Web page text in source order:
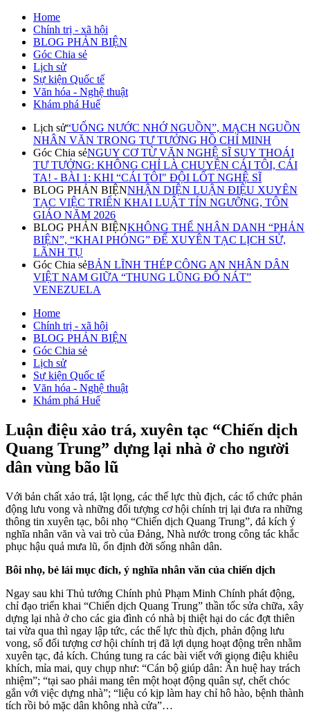
Home
Chính trị - xã hội
BLOG PHẢN BIỆN
Góc Chia sẻ
Lịch sử
Sự kiện Quốc tế
Văn hóa - Nghệ thuật
Khám phá Huế
Lịch sử“UỐNG NƯỚC NHỚ NGUỒN”, MẠCH NGUỒN
NHÂN VĂN TRONG TƯ TƯỞNG HỒ CHÍ MINH
Góc Chia sẻNGUY CƠ TỪ VĂN NGHỆ SĨ SUY THOÁI
TƯ TƯỞNG: KHÔNG CHỈ LÀ CHUYỆN CÁI TÔI, CÁI
TA! - BÀI 1: KHI “CÁI TÔI" ĐỘI LỐT NGHỆ SĨ
BLOG PHẢN BIỆNNHẬN DIỆN LUẬN ĐIỆU XUYÊN
TẠC VIỆC TRIỂN KHAI LUẬT TÍN NGƯỠNG, TÔN
GIÁO NĂM 2026
BLOG PHẢN BIỆNKHÔNG THỂ NHÂN DANH “PHẢN
BIỆN”, “KHAI PHÓNG” ĐỂ XUYÊN TẠC LỊCH SỬ,
LÃNH TỤ
Góc Chia sẻBẢN LĨNH THÉP CÔNG AN NHÂN DÂN
VIỆT NAM GIỮA “THUNG LŨNG ĐỔ NÁT”
VENEZUELA
Home
Chính trị - xã hội
BLOG PHẢN BIỆN
Góc Chia sẻ
Lịch sử
Sự kiện Quốc tế
Văn hóa - Nghệ thuật
Khám phá Huế
Luận điệu xảo trá, xuyên tạc “Chiến dịch
Quang Trung” dựng lại nhà ở cho người
dân vùng bão lũ
Với bản chất xảo trá, lật lọng, các thế lực thù địch, các tổ chức phản
động lưu vong và những đối tượng cơ hội chính trị lại đưa ra những
thông tin xuyên tạc, bôi nhọ “Chiến dịch Quang Trung”, đả kích ý
nghĩa nhân văn và vai trò của Đảng, Nhà nước trong công tác khắc
phục hậu quả mưa lũ, ổn định đời sống nhân dân.
Bôi nhọ, bẻ lái mục đích, ý nghĩa nhân văn của chiến dịch
Ngay sau khi Thủ tướng Chính phủ Phạm Minh Chính phát động,
chỉ đạo triển khai “Chiến dịch Quang Trung” thần tốc sửa chữa, xây
dựng lại nhà ở cho các gia đình có nhà bị thiệt hại do các đợt thiên
tai vừa qua thì ngay lập tức, các thế lực thù địch, phản động lưu
vong, số đối tượng cơ hội chính trị đã lợi dụng hoạt động trên nhằm
xuyên tạc, đả kích. Chúng tung ra các bài viết với giọng điệu khiêu
khích, mỉa mai, quy chụp như: “Cán bộ giúp dân: Ân huệ hay trách
nhiệm”; “tại sao phải mang tên một hoạt động quân sự, chết chóc
gắn với việc dựng nhà”; “liệu có kịp làm hay chỉ hô hào, bệnh thành
tích rồi bỏ mặc dân không nhà cửa”…